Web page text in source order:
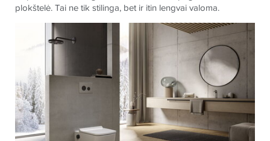
plokštelė. Tai ne tik stilinga, bet ir itin lengvai valoma.